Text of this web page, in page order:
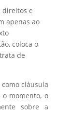
direitos e
apenas ao
coloca o
de
cláusula
momento, o
sobre a